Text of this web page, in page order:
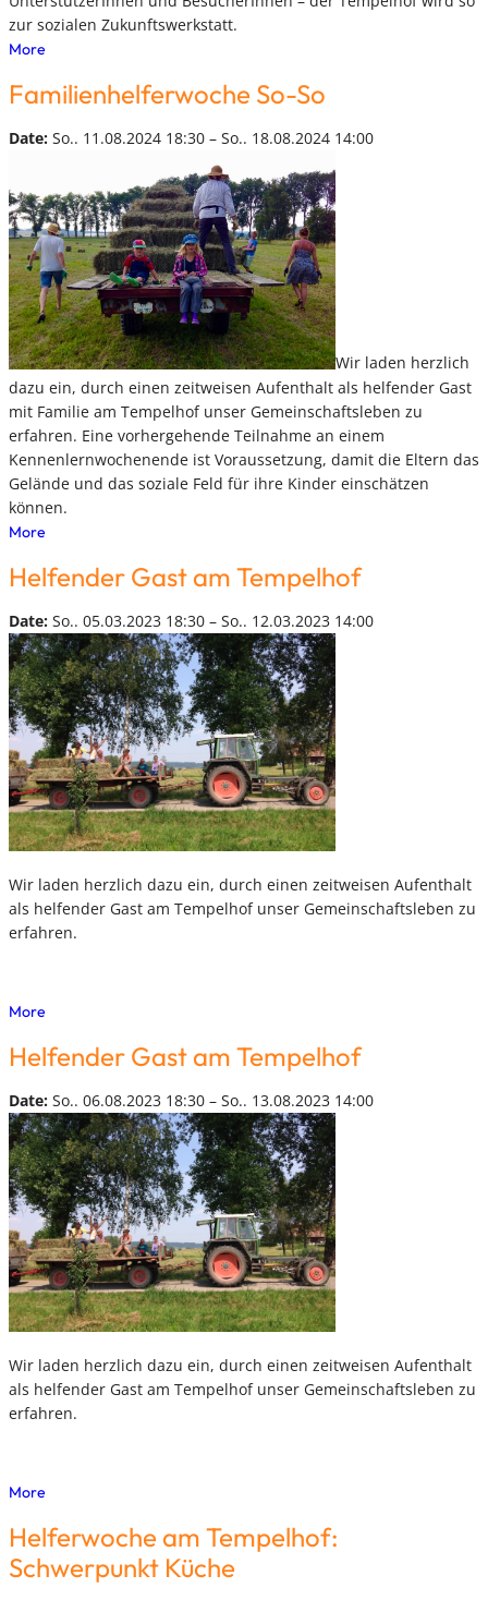
zur sozialen Zukunftswerkstatt.
More
Familienhelferwoche So-So
Date: So.. 11.08.2024 18:30 – So.. 18.08.2024 14:00
Wir laden herzlich
dazu ein, durch einen zeitweisen Aufenthalt als helfender Gast
mit Familie am Tempelhof unser Gemeinschaftsleben zu
erfahren. Eine vorhergehende Teilnahme an einem
Kennenlernwochenende ist Voraussetzung, damit die Eltern das
Gelände und das soziale Feld für ihre Kinder einschätzen
können.
More
Helfender Gast am Tempelhof
Date: So.. 05.03.2023 18:30 – So.. 12.03.2023 14:00
Wir laden herzlich dazu ein, durch einen zeitweisen Aufenthalt
als helfender Gast am Tempelhof unser Gemeinschaftsleben zu
erfahren.
More
Helfender Gast am Tempelhof
Date: So.. 06.08.2023 18:30 – So.. 13.08.2023 14:00
Wir laden herzlich dazu ein, durch einen zeitweisen Aufenthalt
als helfender Gast am Tempelhof unser Gemeinschaftsleben zu
erfahren.
More
Helferwoche am Tempelhof:
Schwerpunkt Küche